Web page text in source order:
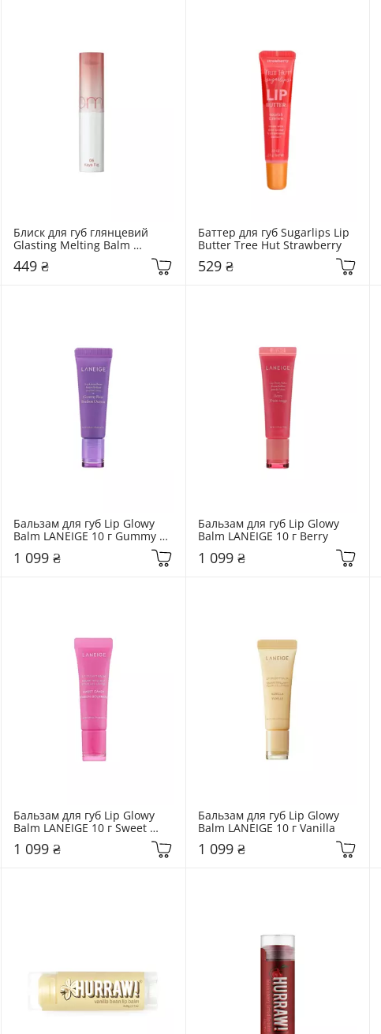
Блиск для губ глянцевий
Glasting Melting Balm
449 ₴
Баттер для губ Sugarlips Lip
Butter Tree Hut Strawberry
529 ₴
Бальзам для губ Lip Glowy
Balm LANEIGE 10 г Gummy
1 099 ₴
Бальзам для губ Lip Glowy
Balm LANEIGE 10 г Berry
1 099 ₴
Бальзам для губ Lip Glowy
Balm LANEIGE 10 г Sweet
1 099 ₴
Бальзам для губ Lip Glowy
Balm LANEIGE 10 г Vanilla
1 099 ₴